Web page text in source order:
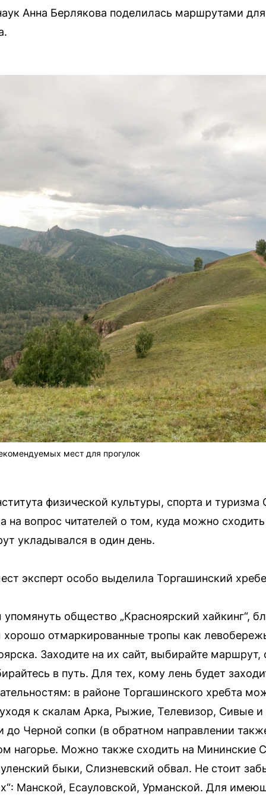
Анна Берлякова поделилась маршрутами
мест для прогулок
физической культуры, спорта и
на вопрос читателей о том, куда можно
укладывался в один день.
эксперт особо выделила Торгашинский
общество „Красноярский хайкинг“,
отмаркированные тропы как
Заходите на их сайт, выбирайте маршрут,
в путь. Для тех, кому лень будет
в районе Торгашинского хребта
к скалам Арка, Рыжие, Телевизор, Сивые
до Черной сопки (в обратном направлении
нагорье. Можно также сходить на Мининские
быки, Слизневский обвал. Не стоит
Манской, Есауловской, Урманской. Для